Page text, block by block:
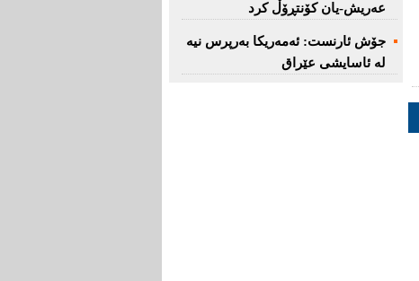
عەریش-یان كۆنتڕۆڵ كرد
جۆش ئارنست: ئەمەریكا بەرپرس نیە
لە ئاسایشی عێراق